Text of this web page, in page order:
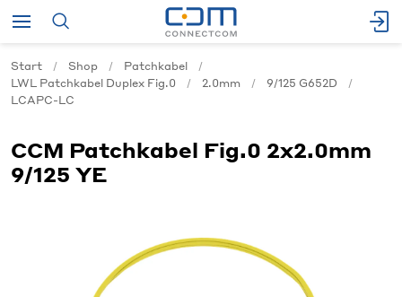
Start Shop
Patchkabel
LWL Patchkabel Duplex Fig.0
2.0mm
9/125 G652D
LCAPC-LC
CCM Patchkabel Fig.0 2x2.0mm
9/125 YE